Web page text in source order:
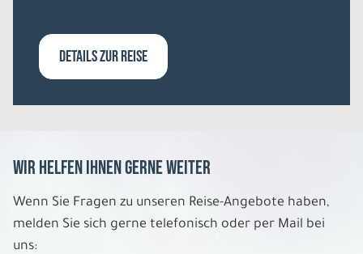
Arktische Highlights
Apartment 2 Schlafzimmer DU/WC Sauna
3.079 €
REISE VERBINDLICH ANFRAGEN
8 Tage
DETAILS ZUR REISE
Wir helfen Ihnen gerne weiter
Wenn Sie Fragen zu unseren Reise-Angebote haben,
melden Sie sich gerne telefonisch oder per Mail bei
uns: